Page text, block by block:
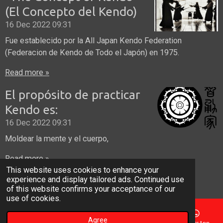
This website uses cookies to enhance your
experience and display tailored ads. Continued use
of this website confirms your acceptance of our
use of cookies.
Agree
(El Concepto del Kendo)
16 Dec 2022 09:31
Fue establecido por la All Japan Kendo Federation
(Federacion de Kendo de Todo el Japón) en 1975.
Read more »
El propósito de practicar
Kendo es:
16 Dec 2022 09:31
Moldear la mente y el cuerpo,
Read more »
© 2022 - 2026 kendopuertorico.com
Powered byWebador